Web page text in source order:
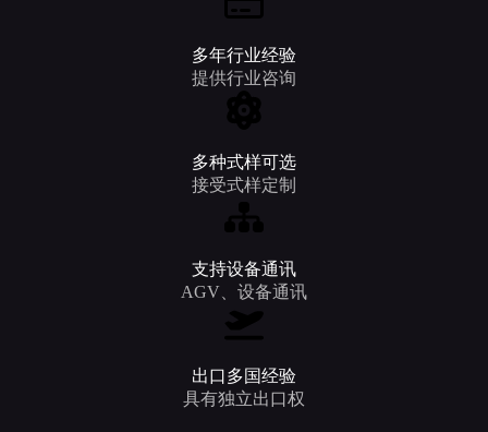
多年行业经验
提供行业咨询
多种式样可选
接受式样定制
支持设备通讯
AGV、设备通讯
出口多国经验
具有独立出口权